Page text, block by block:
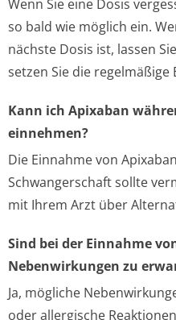
Wenn Sie eine Dosis
so bald wie möglich ein.
nächste Dosis ist, lassen
setzen Sie die regelmäßige
Kann ich Apixaban
einnehmen?
Die Einnahme von
Schwangerschaft sollte
mit Ihrem Arzt über
Sind bei der Einnahme
Nebenwirkungen zu
Ja, mögliche
oder allergische